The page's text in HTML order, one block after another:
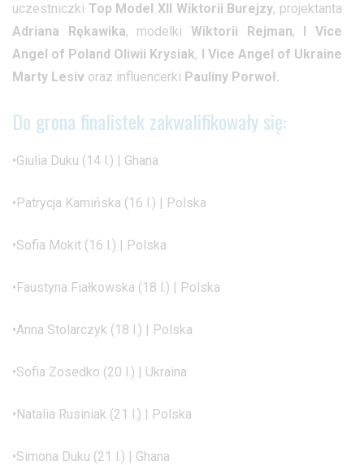
uczestniczki Top Model XII Wiktorii Burejzy, projektanta
Adriana Rękawika, modelki Wiktorii Rejman, I Vice
Angel of Poland Oliwii Krysiak, I Vice Angel of Ukraine
Marty Lesiv oraz influencerki Pauliny Porwoł.
Do grona finalistek zakwalifikowały się:
•Giulia Duku (14 l.) | Ghana
•Patrycja Kamińska (16 l.) | Polska
•Sofia Mokit (16 l.) | Polska
•Faustyna Fiałkowska (18 l.) | Polska
•Anna Stolarczyk (18 l.) | Polska
•Sofia Zosedko (20 l.) | Ukraina
•Natalia Rusiniak (21 l.) | Polska
•Simona Duku (21 l.) | Ghana